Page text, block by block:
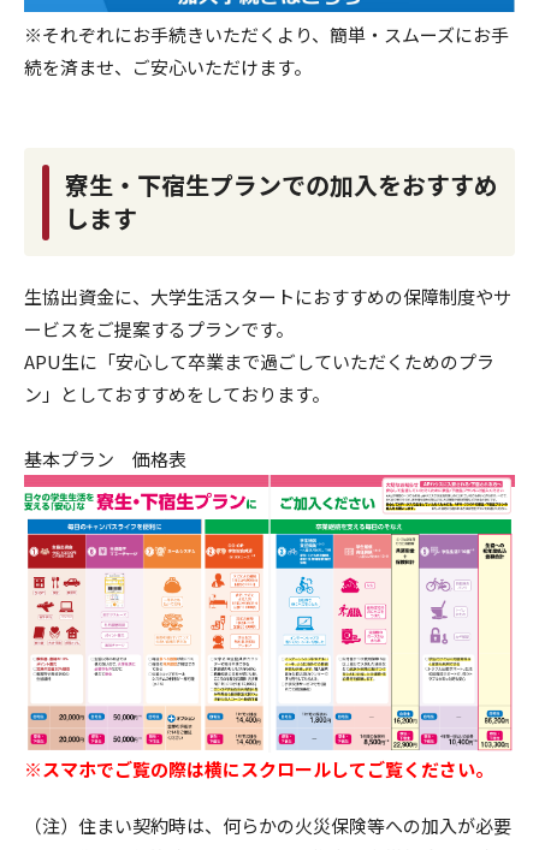
※それぞれにお手続きいただくより、簡単・スムーズにお手
続を済ませ、ご安心いただけます。
寮生・下宿生プランでの加入をおすすめ
します
生協出資金に、大学生活スタートにおすすめの保障制度やサ
ービスをご提案するプランです。
APU生に「安心して卒業まで過ごしていただくためのプラ
ン」としておすすめをしております。
基本プラン 価格表
※スマホでご覧の際は横にスクロールしてご覧ください。
（注）住まい契約時は、何らかの火災保険等への加入が必要